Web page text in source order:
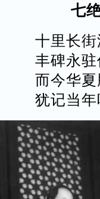
七
十里长街
丰碑永驻
而今华夏
犹记当年